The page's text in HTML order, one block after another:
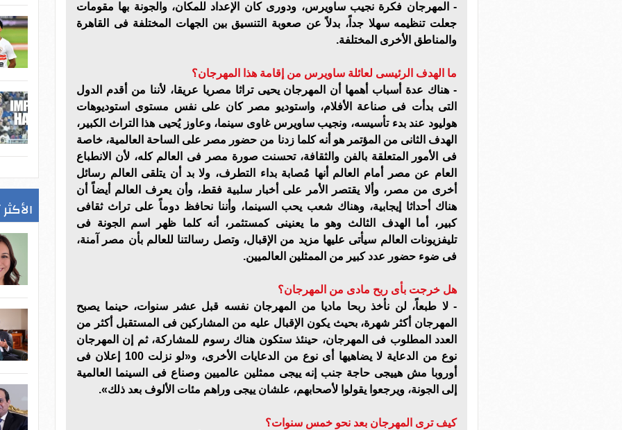
- المهرجان فكرة نجيب ساويرس، ودورى كان الإعداد للمكان، والجونة بها مقومات
جعلت تنظيمه سهلا جداً، بدلاً عن صعوبة التنسيق بين الجهات المختلفة فى القاهرة
والمناطق الأخرى المختلفة.
ما الهدف الرئيسى لعائلة ساويرس من إقامة هذا المهرجان؟
- هناك عدة أسباب أهمها أن المهرجان يحيى تراثا مصريا عريقا، لأننا من أقدم الدول
التى بدأت فى صناعة الأفلام، واستوديو مصر كان على نفس مستوى استوديوهات
هوليود عند بدء تأسيسه، ونجيب ساويرس غاوى سينما، وعاوز يُحيى هذا التراث الكبير،
الهدف الثانى من المؤتمر هو أنه كلما زدنا من حضور مصر على الساحة العالمية، خاصة
فى الأمور المتعلقة بالفن والثقافة، تحسنت صورة مصر فى العالم كله، لأن الانطباع
العام عن مصر أمام العالم أنها مُصابة بداء التطرف، ولا بد أن يتلقى العالم رسائل
أخرى من مصر، وألا يقتصر الأمر على أخبار سلبية فقط، وأن يعرف العالم أيضاً أن
هناك أحداثا إيجابية، وهناك شعب يحب السينما، وأننا نحافظ دوماً على تراث ثقافى
كبير، أما الهدف الثالث وهو ما يعنينى كمستثمر، أنه كلما ظهر اسم الجونة فى
تليفزيونات العالم سيأتى عليها مزيد من الإقبال، وتصل رسالتنا للعالم بأن مصر آمنة،
فى ضوء حضور عدد كبير من الممثلين العالميين.
هل خرجت بأى ربح مادى من المهرجان؟
- لا طبعاً، لن نأخذ ربحا ماديا من المهرجان نفسه قبل عشر سنوات، حينما يصبح
المهرجان أكثر شهرة، بحيث يكون الإقبال عليه من المشاركين فى المستقبل أكثر من
العدد المطلوب فى المهرجان، حينئذ ستكون هناك رسوم للمشاركة، ثم إن المهرجان
نوع من الدعاية لا يضاهيها أى نوع من الدعايات الأخرى، و«لو نزلت 100 إعلان فى
أوروبا مش هييجى حاجة جنب إنه ييجى ممثلين عالميين وصناع فى السينما العالمية
إلى الجونة، ويرجعوا يقولوا لأصحابهم، علشان ييجى وراهم مئات الألوف بعد ذلك».
كيف ترى المهرجان بعد نحو خمس سنوات؟